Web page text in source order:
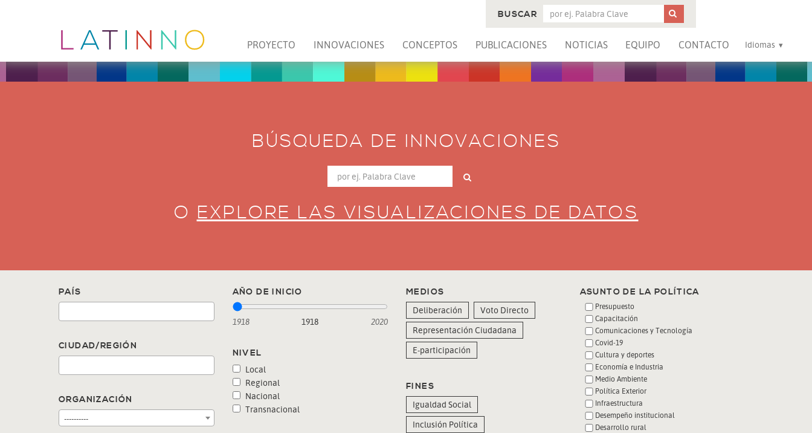
PROYECTO INNOVACIONES CONCEPTOS PUBLICACIONES NOTICIAS EQUIPO CONTACTO Idiomas
BUSCAR
BÚSQUEDA DE INNOVACIONES
O EXPLORE LAS VISUALIZACIONES DE DATOS
PAÍS
CIUDAD/REGIÓN
ORGANIZACIÓN
----------
AÑO DE INICIO
1918 2020
1918
NIVEL
Local
Regional
Nacional
Transnacional
MEDIOS
Deliberación
Voto Directo
Representación Ciudadana
E-participación
FINES
Igualdad Social
Inclusión Política
ASUNTO DE LA POLÍTICA
Presupuesto
Capacitación
Comunicaciones y Tecnología
Covid-19
Cultura y deportes
Economía e Industria
Medio Ambiente
Política Exterior
Infraestructura
Desempeño institucional
Desarrollo rural